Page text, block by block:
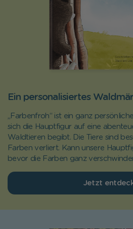
Ein personalisiertes
„Farbenfroh“ ist ein ganz
sich die Hauptfigur auf eine
Waldtieren begibt. Die Tiere sind
Farben verliert. Kann unsere
bevor die Farben ganz
Jetzt